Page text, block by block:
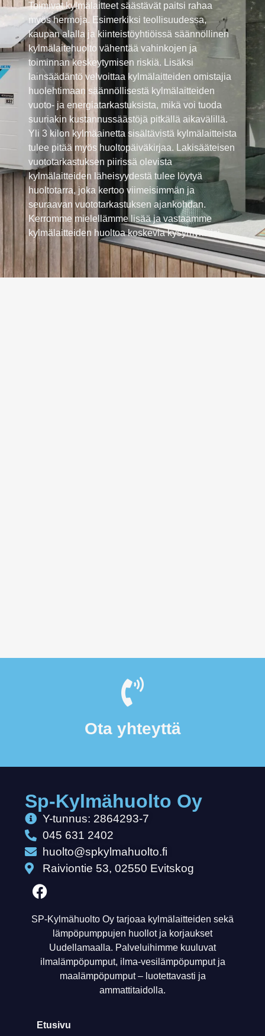
Toimivat kylmälaitteet säästävät paitsi rahaa
myös hermoja. Esimerkiksi teollisuudessa,
kaupan alalla ja kiinteistöyhtiöissä säännöllinen
kylmälaitehuolto vähentää vahinkojen ja
toiminnan keskeytymisen riskiä. Lisäksi
lainsäädäntö velvoittaa kylmälaitteiden omistajia
huolehtimaan säännöllisestä kylmälaitteiden
vuoto- ja energiatarkastuksista, mikä voi tuoda
suuriakin kustannussäästöjä pitkällä aikavälillä.
Yli 3 kilon kylmäainetta sisältävistä kylmälaitteista
tulee pitää myös huoltopäiväkirjaa. Lakisääteisen
vuototarkastuksen piirissä olevista
kylmälaitteiden läheisyydestä tulee löytyä
huoltotarra, joka kertoo viimeisimmän ja
seuraavan vuototarkastuksen ajankohdan.
Kerromme mielellämme lisää ja vastaamme
kylmälaitteiden huoltoa koskevia kysymyksiisi.
Ota yhteyttä
Sp-Kylmähuolto Oy
Y-tunnus: 2864293-7
045 631 2402
huolto@spkylmahuolto.fi
Raiviontie 53, 02550 Evitskog
SP-Kylmähuolto Oy tarjoaa kylmälaitteiden sekä
lämpöpumppujen huollot ja korjaukset
Uudellamaalla. Palveluihimme kuuluvat
ilmalämpöpumput, ilma-vesilämpöpumput ja
maalämpöpumput – luotettavasti ja
ammattitaidolla.
Etusivu